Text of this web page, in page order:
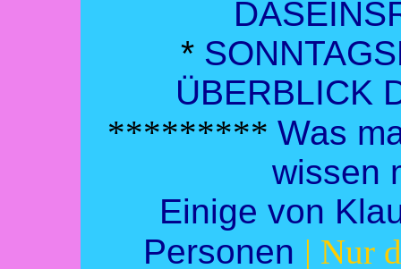
*
ÜBERBLICK
********* Was
wissen
Einige von
Personen | Nur